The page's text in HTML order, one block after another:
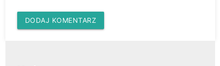
DODAJ KOMENTARZ